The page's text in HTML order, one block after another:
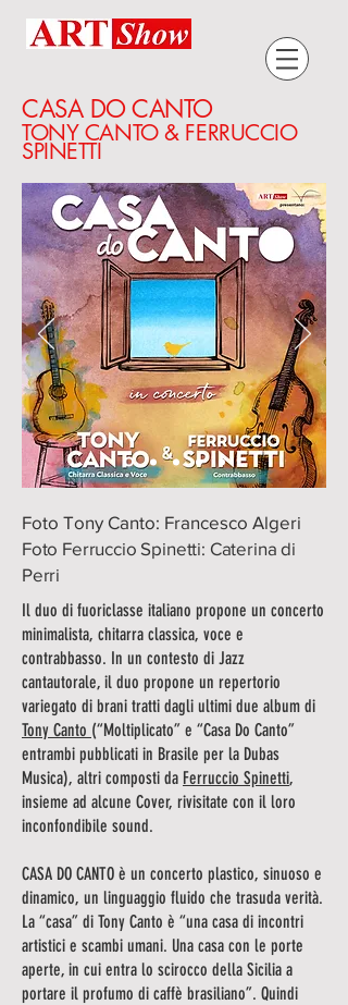
CASA DO CANTO
TONY CANTO & FERRUCCIO
SPINETTI
Foto Tony Canto: Francesco Algeri
Foto Ferruccio Spinetti: Caterina di
Perri
Il duo di fuoriclasse italiano propone un concerto
minimalista, chitarra classica, voce e
contrabbasso. In un contesto di Jazz
cantautorale, il duo propone un repertorio
variegato di brani tratti dagli ultimi due album di
Tony Canto (“Moltiplicato” e “Casa Do Canto”
entrambi pubblicati in Brasile per la Dubas
Musica), altri composti da Ferruccio Spinetti,
insieme ad alcune Cover, rivisitate con il loro
inconfondibile sound.
CASA DO CANTO è un concerto plastico, sinuoso e
dinamico, un linguaggio fluido che trasuda verità.
La “casa” di Tony Canto è “una casa di incontri
artistici e scambi umani. Una casa con le porte
aperte, in cui entra lo scirocco della Sicilia a
portare il profumo di caffè brasiliano”. Quindi